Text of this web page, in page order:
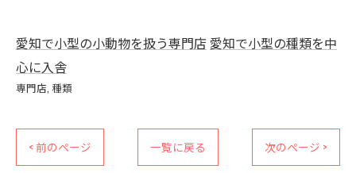
愛知で小型の小動物を扱う専門店 愛知で小型の種類を中
心に入舎
専門店 種類
< 前のページ 一覧に戻る 次のページ >